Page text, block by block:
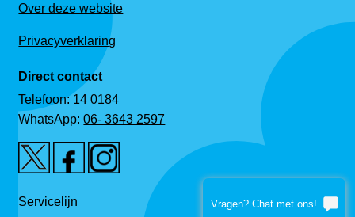
Over deze website
Privacyverklaring
Direct contact
Telefoon:14 0184
WhatsApp:06- 3643 2597
Servicelijn